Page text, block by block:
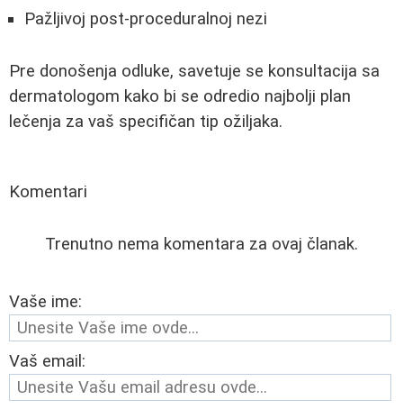
Pažljivoj post-proceduralnoj nezi
Pre donošenja odluke, savetuje se konsultacija sa
dermatologom kako bi se odredio najbolji plan
lečenja za vaš specifičan tip ožiljaka.
Komentari
Trenutno nema komentara za ovaj članak.
Vaše ime:
Vaš email: